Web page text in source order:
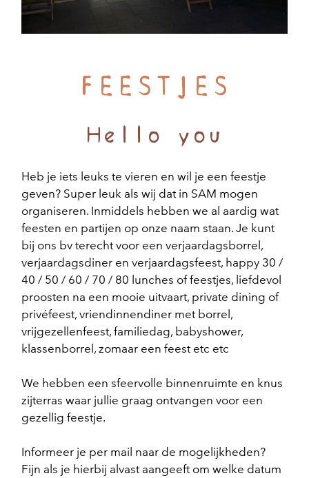
FEESTJES
Hello you
Heb je iets leuks te vieren en wil je een feestje
geven? Super leuk als wij dat in SAM mogen
organiseren. Inmiddels hebben we al aardig wat
feesten en partijen op onze naam staan. Je kunt
bij ons bv terecht voor een verjaardagsborrel,
verjaardagsdiner en verjaardagsfeest, happy 30 /
40 / 50 / 60 / 70 / 80 lunches of feestjes, liefdevol
proosten na een mooie uitvaart, private dining of
privéfeest, vriendinnendiner met borrel,
vrijgezellenfeest, familiedag, babyshower,
klassenborrel, zomaar een feest etc etc
We hebben een sfeervolle binnenruimte en knus
zijterras waar jullie graag ontvangen voor een
gezellig feestje.
Informeer je per mail naar de mogelijkheden?
Fijn als je hierbij alvast aangeeft om welke datum